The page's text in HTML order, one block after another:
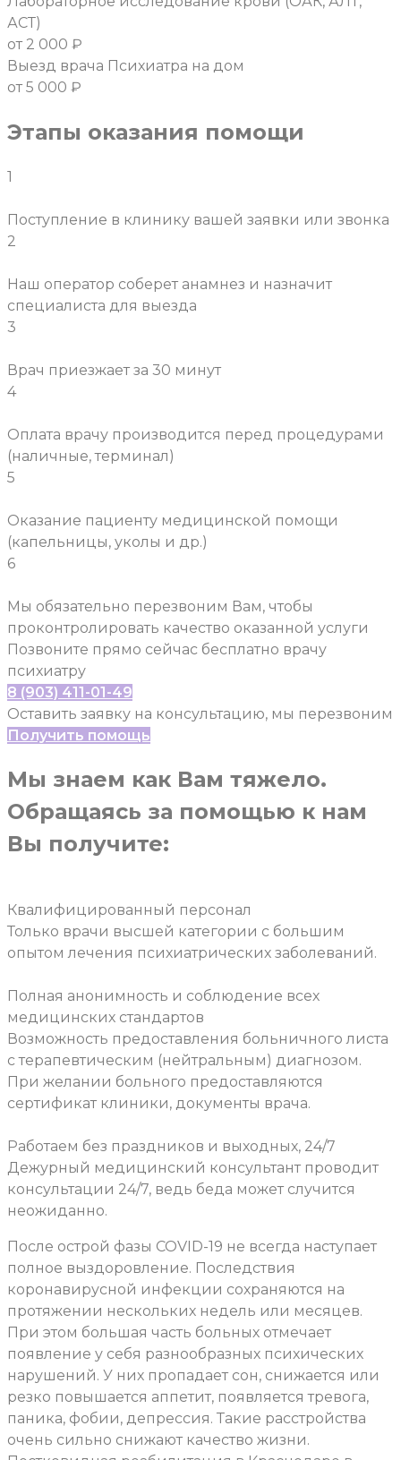
АСТ)
от 2 000 ₽
Выезд врача Психиатра на дом
от 5 000 ₽
Этапы оказания помощи
1
Поступление в клинику вашей заявки или звонка
2
Наш оператор соберет анамнез и назначит
специалиста для выезда
3
Врач приезжает за 30 минут
4
Оплата врачу производится перед процедурами
(наличные, терминал)
5
Оказание пациенту медицинской помощи
(капельницы, уколы и др.)
6
Мы обязательно перезвоним Вам, чтобы
проконтролировать качество оказанной услуги
Позвоните прямо сейчас бесплатно врачу
психиатру
8 (903) 411-01-49
Оставить заявку на консультацию, мы перезвоним
Получить помощь
Мы знаем как Вам тяжело.
Обращаясь за помощью к нам
Вы получите:
Квалифицированный персонал
Только врачи высшей категории с большим
опытом лечения психиатрических заболеваний.
Полная анонимность и соблюдение всех
медицинских стандартов
Возможность предоставления больничного листа
с терапевтическим (нейтральным) диагнозом.
При желании больного предоставляются
сертификат клиники, документы врача.
Работаем без праздников и выходных, 24/7
Дежурный медицинский консультант проводит
консультации 24/7, ведь беда может случится
неожиданно.
После острой фазы COVID-19 не всегда наступает
полное выздоровление. Последствия
коронавирусной инфекции сохраняются на
протяжении нескольких недель или месяцев.
При этом большая часть больных отмечает
появление у себя разнообразных психических
нарушений. У них пропадает сон, снижается или
резко повышается аппетит, появляется тревога,
паника, фобии, депрессия. Такие расстройства
очень сильно снижают качество жизни.